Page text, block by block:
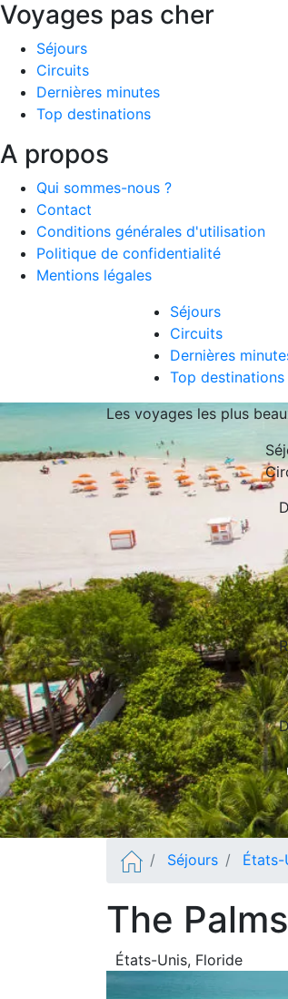
Voyages pas cher
Séjours
Circuits
Dernières minutes
Top destinations
A propos
Qui sommes-nous ?
Contact
Conditions générales d'utilisation
Politique de confidentialité
Mentions légales
Séjours
Circuits
Dernières
Top destinations
Les voyages les plus
:
Séjours États-
The
États-Unis, Floride